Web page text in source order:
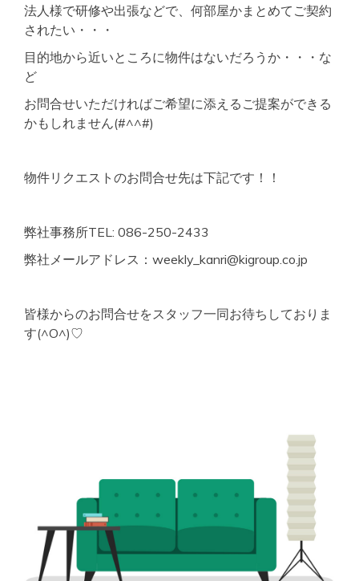
法人様で研修や出張などで、何部屋かまとめてご契約
されたい・・・
目的地から近いところに物件はないだろうか・・・な
ど
お問合せいただければご希望に添えるご提案ができる
かもしれません(#^^#)
物件リクエストのお問合せ先は下記です！！
弊社事務所TEL: 086-250-2433
弊社メールアドレス：weekly_kanri@kigroup.co.jp
皆様からのお問合せをスタッフ一同お待ちしておりま
す(^O^)♡